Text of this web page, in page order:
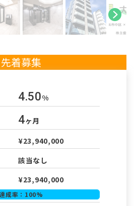
先着募集
4.50%
4ヶ月
¥23,940,000
該当なし
¥23,940,000
成率： 100%